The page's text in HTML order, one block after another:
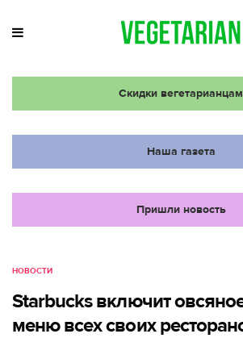
Скидки вегетарианцам
Наша газета
Пришли новость
НОВОСТИ
Starbucks включит
меню всех своих